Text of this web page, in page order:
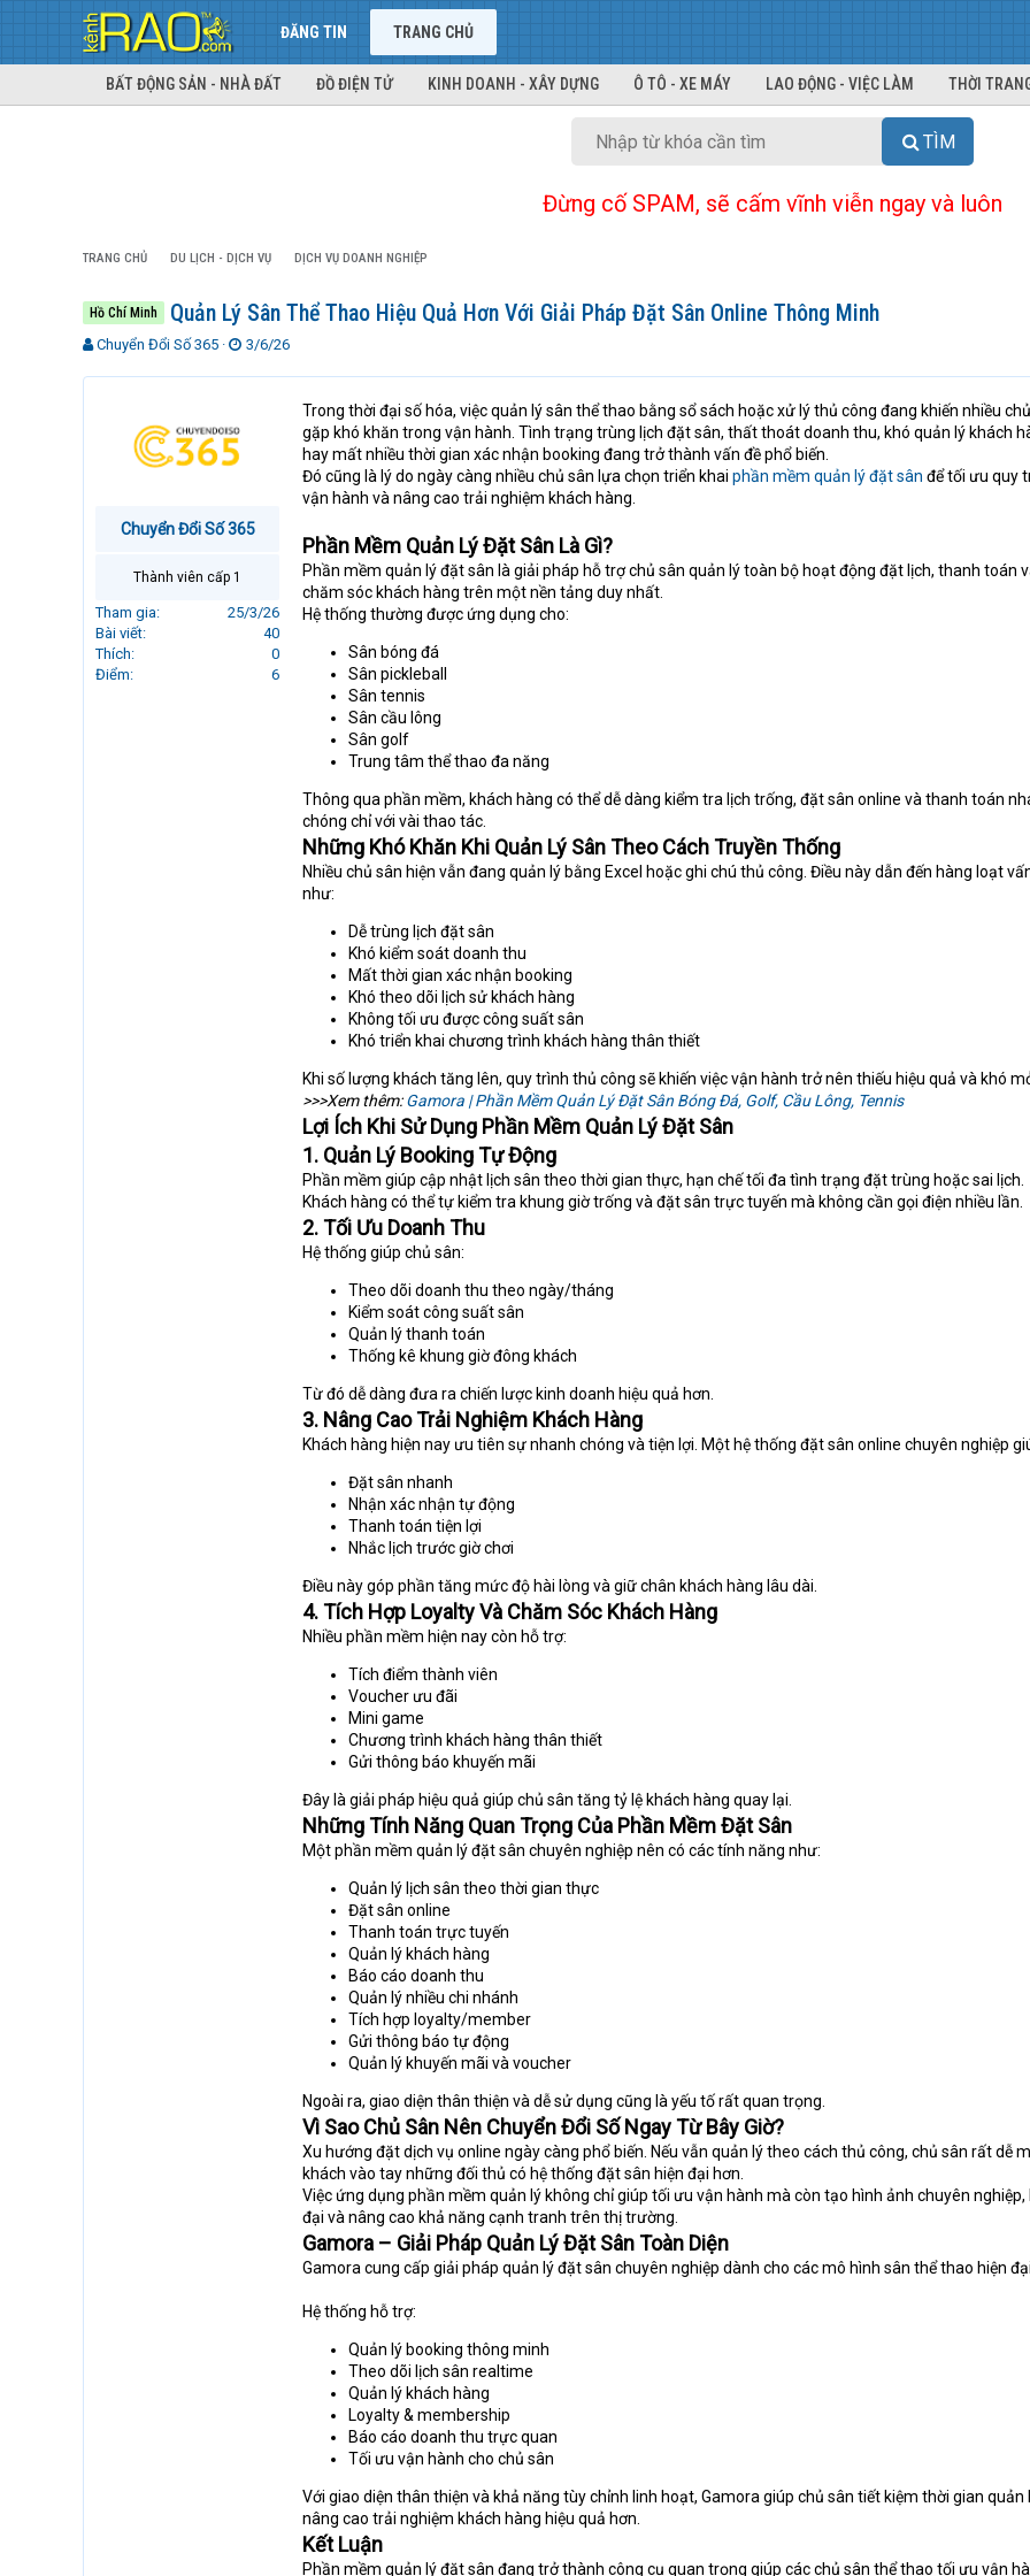
ĐĂNG TIN TRANG CHỦ
BẤT ĐỘNG SẢN - NHÀ ĐẤT ĐỒ ĐIỆN TỬ KINH DOANH - XÂY DỰNG Ô TÔ - XE MÁY LAO ĐỘNG - VIỆC LÀM THỜI
TÌM
Đừng cố SPAM, sẽ cấm vĩnh viễn ngay và luôn
TRANG CHỦ DU LỊCH - DỊCH VỤ DỊCH VỤ DOANH NGHIỆP
Hồ Chí Minh Quản Lý Sân Thể Thao Hiệu Quả Hơn Với Giải Pháp Đặt Sân Online Thông Minh
T
Chuyển Đổi Số 365
N
3/6/26
Chuyển Đổi Số 365
Thành viên cấp 1
Tham gia
25/3/26
Bài viết
40
Thích
0
Điểm
6
Trong thời đại số hóa, việc quản lý sân thể thao bằng sổ sách hoặc xử lý thủ công đang khiến nhiều
gặp khó khăn trong vận hành. Tình trạng trùng lịch đặt sân, thất thoát doanh thu, khó quản lý khách
hay mất nhiều thời gian xác nhận booking đang trở thành vấn đề phổ biến.
Đó cũng là lý do ngày càng nhiều chủ sân lựa chọn triển khai phần mềm quản lý đặt sân để tối ưu quy
vận hành và nâng cao trải nghiệm khách hàng.
Phần Mềm Quản Lý Đặt Sân Là Gì?
Phần mềm quản lý đặt sân là giải pháp hỗ trợ chủ sân quản lý toàn bộ hoạt động đặt lịch, thanh toán
chăm sóc khách hàng trên một nền tảng duy nhất.
Hệ thống thường được ứng dụng cho:
Sân bóng đá
Sân pickleball
Sân tennis
Sân cầu lông
Sân golf
Trung tâm thể thao đa năng
Thông qua phần mềm, khách hàng có thể dễ dàng kiểm tra lịch trống, đặt sân online và thanh toán
chóng chỉ với vài thao tác.
Những Khó Khăn Khi Quản Lý Sân Theo Cách Truyền Thống
Nhiều chủ sân hiện vẫn đang quản lý bằng Excel hoặc ghi chú thủ công. Điều này dẫn đến hàng loạt
như:
Dễ trùng lịch đặt sân
Khó kiểm soát doanh thu
Mất thời gian xác nhận booking
Khó theo dõi lịch sử khách hàng
Không tối ưu được công suất sân
Khó triển khai chương trình khách hàng thân thiết
Khi số lượng khách tăng lên, quy trình thủ công sẽ khiến việc vận hành trở nên thiếu hiệu quả và khó
>>>Xem thêm:Gamora | Phần Mềm Quản Lý Đặt Sân Bóng Đá, Golf, Cầu Lông, Tennis
Lợi Ích Khi Sử Dụng Phần Mềm Quản Lý Đặt Sân
1. Quản Lý Booking Tự Động
Phần mềm giúp cập nhật lịch sân theo thời gian thực, hạn chế tối đa tình trạng đặt trùng hoặc sai lịch.
Khách hàng có thể tự kiểm tra khung giờ trống và đặt sân trực tuyến mà không cần gọi điện nhiều lần.
2. Tối Ưu Doanh Thu
Hệ thống giúp chủ sân:
Theo dõi doanh thu theo ngày/tháng
Kiểm soát công suất sân
Quản lý thanh toán
Thống kê khung giờ đông khách
Từ đó dễ dàng đưa ra chiến lược kinh doanh hiệu quả hơn.
3. Nâng Cao Trải Nghiệm Khách Hàng
Khách hàng hiện nay ưu tiên sự nhanh chóng và tiện lợi. Một hệ thống đặt sân online chuyên nghiệp
Đặt sân nhanh
Nhận xác nhận tự động
Thanh toán tiện lợi
Nhắc lịch trước giờ chơi
Điều này góp phần tăng mức độ hài lòng và giữ chân khách hàng lâu dài.
4. Tích Hợp Loyalty Và Chăm Sóc Khách Hàng
Nhiều phần mềm hiện nay còn hỗ trợ:
Tích điểm thành viên
Voucher ưu đãi
Mini game
Chương trình khách hàng thân thiết
Gửi thông báo khuyến mãi
Đây là giải pháp hiệu quả giúp chủ sân tăng tỷ lệ khách hàng quay lại.
Những Tính Năng Quan Trọng Của Phần Mềm Đặt Sân
Một phần mềm quản lý đặt sân chuyên nghiệp nên có các tính năng như:
Quản lý lịch sân theo thời gian thực
Đặt sân online
Thanh toán trực tuyến
Quản lý khách hàng
Báo cáo doanh thu
Quản lý nhiều chi nhánh
Tích hợp loyalty/member
Gửi thông báo tự động
Quản lý khuyến mãi và voucher
Ngoài ra, giao diện thân thiện và dễ sử dụng cũng là yếu tố rất quan trọng.
Vì Sao Chủ Sân Nên Chuyển Đổi Số Ngay Từ Bây Giờ?
Xu hướng đặt dịch vụ online ngày càng phổ biến. Nếu vẫn quản lý theo cách thủ công, chủ sân rất dễ
khách vào tay những đối thủ có hệ thống đặt sân hiện đại hơn.
Việc ứng dụng phần mềm quản lý không chỉ giúp tối ưu vận hành mà còn tạo hình ảnh chuyên nghiệp,
đại và nâng cao khả năng cạnh tranh trên thị trường.
Gamora – Giải Pháp Quản Lý Đặt Sân Toàn Diện
Gamora cung cấp giải pháp quản lý đặt sân chuyên nghiệp dành cho các mô hình sân thể thao hiện đại.
Hệ thống hỗ trợ:
Quản lý booking thông minh
Theo dõi lịch sân realtime
Quản lý khách hàng
Loyalty & membership
Báo cáo doanh thu trực quan
Tối ưu vận hành cho chủ sân
Với giao diện thân thiện và khả năng tùy chỉnh linh hoạt, Gamora giúp chủ sân tiết kiệm thời gian quản
nâng cao trải nghiệm khách hàng hiệu quả hơn.
Kết Luận
Phần mềm quản lý đặt sân đang trở thành công cụ quan trọng giúp các chủ sân thể thao tối ưu vận